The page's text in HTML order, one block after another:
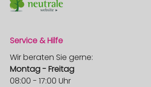
Service & Hilfe
Wir beraten Sie gerne:
Montag - Freitag
08:00 - 17:00 Uhr